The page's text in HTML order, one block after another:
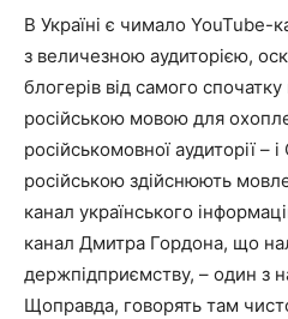
В Україні є чимало YouTube-
з величезною аудиторією,
блогерів від самого
російською мовою для
російськомовної аудиторії –
російською здійснюють
канал українського
канал Дмитра Гордона, що
держпідприємству, – один з
Щоправда, говорять там